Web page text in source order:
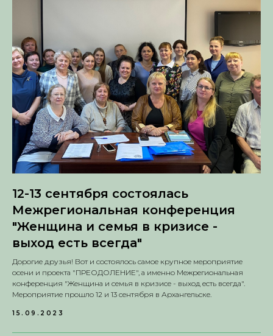
12-13 сентября состоялась
Межрегиональная конференция
"Женщина и семья в кризисе -
выход есть всегда"
Дорогие друзья! Вот и состоялось самое крупное мероприятие
осени и проекта "ПРЕОДОЛЕНИЕ", а именно Межрегиональная
конференция "Женщина и семья в кризисе - выход есть всегда".
Мероприятие прошло 12 и 13 сентября в Архангельске.
15.09.2023